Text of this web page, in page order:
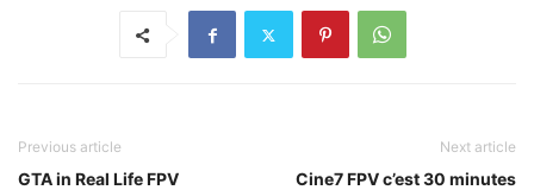
Previous article
GTA in Real Life FPV
Next article
Cine7 FPV c’est 30 minutes